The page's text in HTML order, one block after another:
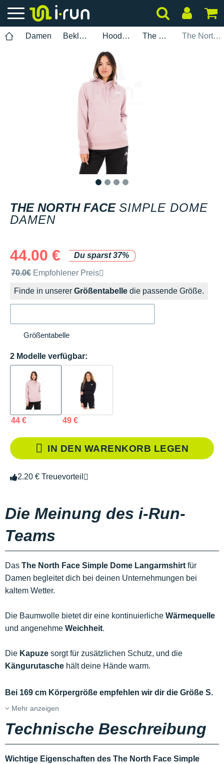
Damen Bekleidung Hoodies The North Face The North Face Simple Dome Damen
THE NORTH FACE SIMPLE DOME
DAMEN
44.00 €
Du sparst 37%
Unverbindliche Preisempfehlung der Marke
70.0€ Empfohlener Preis
Finde in unserer Größentabelle die passende Größe.
Größentabelle
2 Modelle verfügbar:
44 € 49 €
IN DEN WARENKORB LEGEN
2.20 € Treuevorteil
Die Meinung des i-Run-
Teams
Das The North Face Simple Dome Langarmshirt für
Damen begleitet dich bei deinen Unternehmungen bei
kaltem Wetter.
Die Baumwolle bietet dir eine kontinuierliche Wärmequelle
und angenehme Weichheit.
Die Kapuze sorgt für zusätzlichen Schutz, und die
Kängurutasche hält deine Hände warm.
Bei 169 cm Körpergröße empfehlen wir dir die Größe S.
Mehr anzeigen
Technische Beschreibung
Wichtige Eigenschaften des The North Face Simple